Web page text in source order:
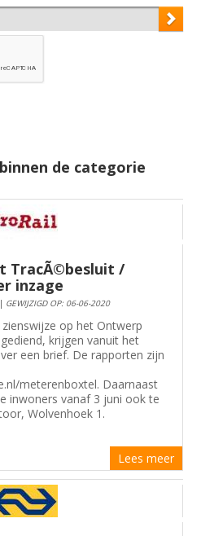
de categorie
TracÃ©besluit /
inzage
GEWIJZIGD OP: 06-06-2020
op het Ontwerp
krijgen vanuit het
een brief. De rapporten zijn
meterenboxtel. Daarnaast
inwoners vanaf 3 juni ook te
Wolvenhoek 1.
Lees meer